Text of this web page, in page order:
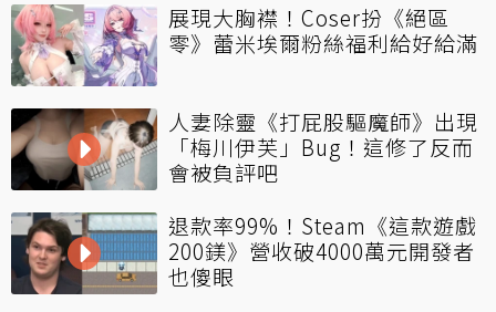
展現大胸襟！Coser扮《絕區
零》蕾米埃爾粉絲福利給好給滿
人妻除靈《打屁股驅魔師》出現
「梅川伊芙」Bug！這修了反而
會被負評吧
退款率99%！Steam《這款遊戲
200鎂》營收破4000萬元開發者
也傻眼